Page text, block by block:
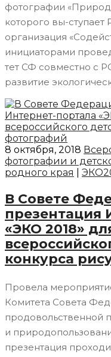
фотографии
которого вы-
организация
инициаторами
тет СФ совместно с
развитие
8 октября, 2018
фотографии и
родного края
В Совете
презентация
«ЭКО 2018»
конкурса
Провела
Комитета Совета
продовольственной
и
презентация